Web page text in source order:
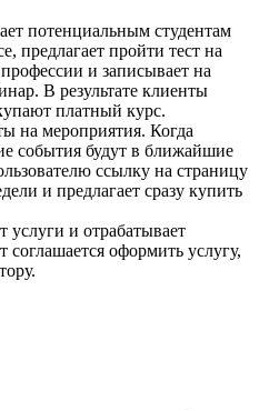
потенциальным студентам
предлагает пройти тест на
и записывает на
В результате клиенты
платный курс.
на мероприятия. Когда
события будут в ближайшие
ссылку на страницу
и предлагает сразу купить
услуги и отрабатывает
оформить услугу,